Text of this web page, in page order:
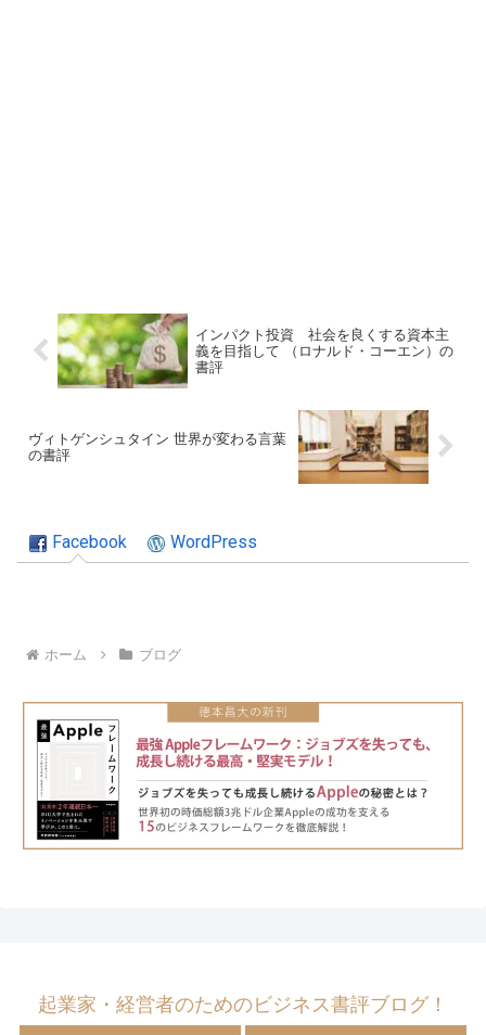
インパクト投資 社会を良くする資本主
義を目指して （ロナルド・コーエン）の
書評
ヴィトゲンシュタイン 世界が変わる言葉
の書評
Facebook WordPress
ホーム ブログ
起業家・経営者のためのビジネス書評ブログ！